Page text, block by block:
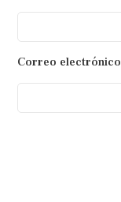
Correo electrónico